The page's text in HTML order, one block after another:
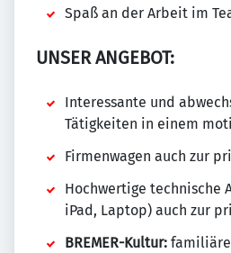
Spaß an der Arbeit im
UNSER ANGEBOT:
Interessante und
Tätigkeiten in einem
Firmenwagen auch zur
Hochwertige technische
iPad, Laptop) auch zur
BREMER-Kultur: